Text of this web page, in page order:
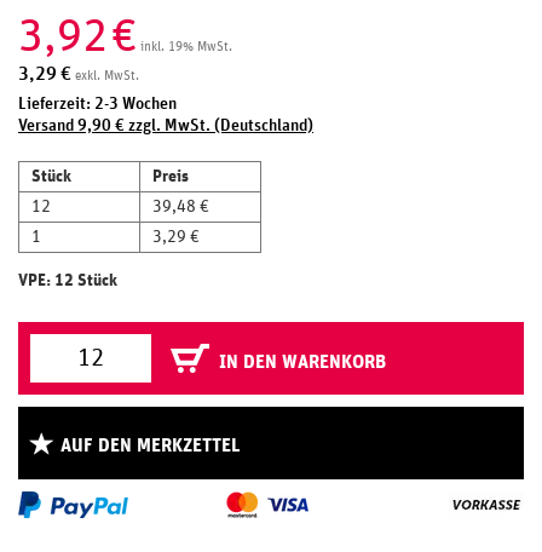
3,92€ inkl. 19% MwSt.
3,29 € exkl. MwSt.
Lieferzeit: 2-3 Wochen
Versand 9,90 € zzgl. MwSt. (Deutschland)
Stück
Preis
12
39,48 €
1
3,29 €
VPE: 12 Stück
IN DEN WARENKORB
AUF DEN MERKZETTEL